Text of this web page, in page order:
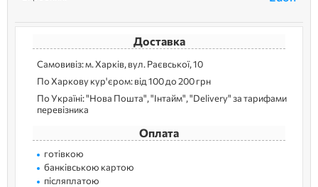
Доставка
Самовивіз: м. Харків, вул. Раєвської, 10
По Харкову кур'єром: від 100 до 200 грн
По Україні: "Нова Пошта", "Інтайм", "Delivery" за тарифами
перевізника
Оплата
готівкою
банківською картою
післяплатою